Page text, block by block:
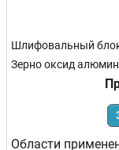
Шлифовальный
Зерно оксид
Области